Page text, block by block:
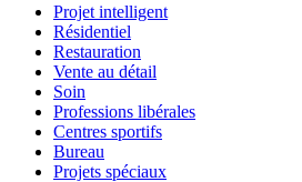
Projet intelligent
Résidentiel
Restauration
Vente au détail
Soin
Professions libérales
Centres sportifs
Bureau
Projets spéciaux